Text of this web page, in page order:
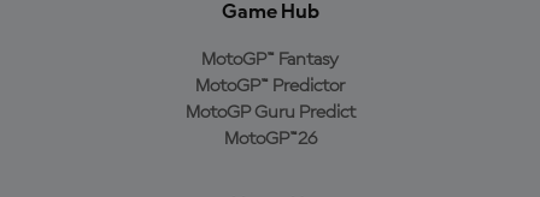
Game Hub
MotoGP™ Fantasy
MotoGP™ Predictor
MotoGP Guru Predict
MotoGP™26